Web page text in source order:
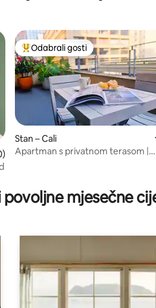
ocjena: 4,93/5, recenzija: 30
Među najviše rangiranima s
Odabrali gosti
Stan – Cali
Apartman s privatnom terasom |
mjesečne